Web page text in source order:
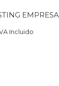
EMPRESA
Incluido